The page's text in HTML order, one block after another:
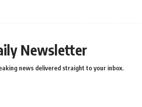
Newsletter
news delivered straight to your inbox.